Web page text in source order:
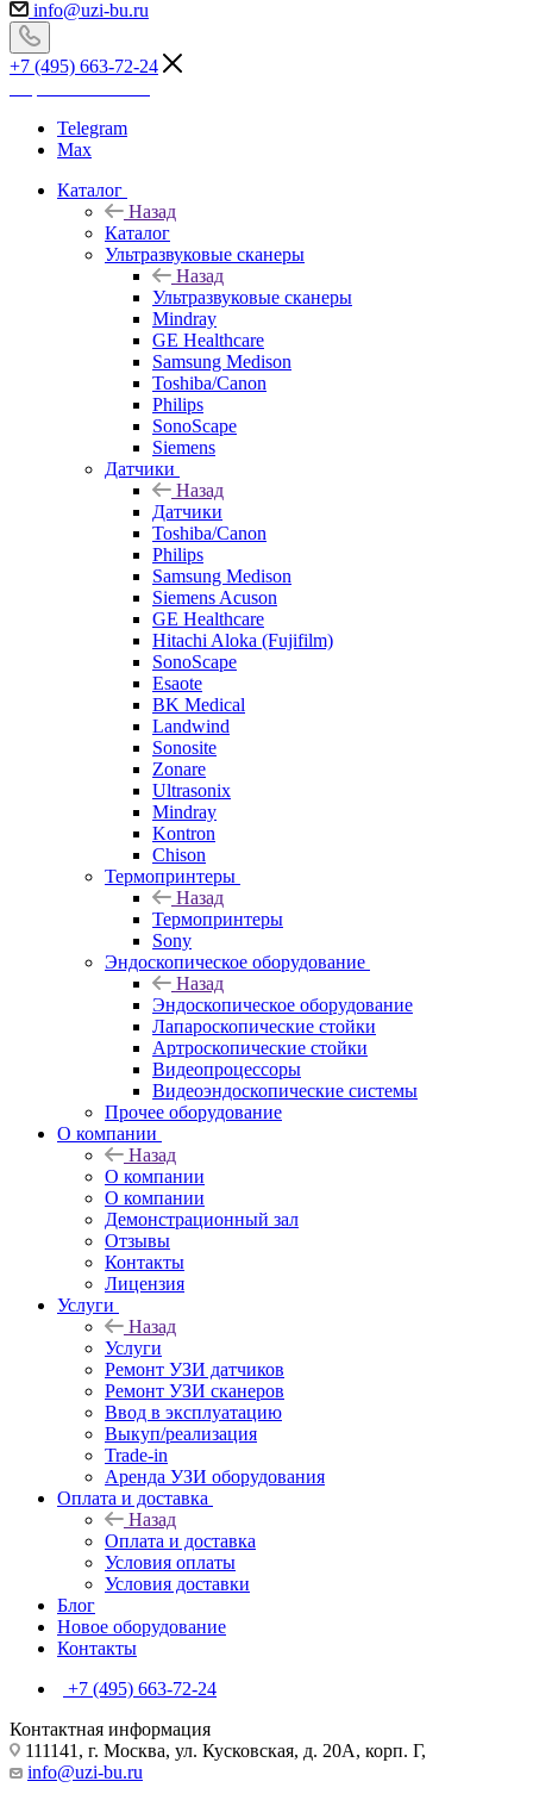
info@uzi-bu.ru
+7 (495) 663-72-24
Telegram
Max
Каталог
Назад
Каталог
Ультразвуковые сканеры
Назад
Ультразвуковые сканеры
Mindray
GE Healthcare
Samsung Medison
Toshiba/Canon
Philips
SonoScape
Siemens
Датчики
Назад
Датчики
Toshiba/Canon
Philips
Samsung Medison
Siemens Acuson
GE Healthcare
Hitachi Aloka (Fujifilm)
SonoScape
Esaote
BK Medical
Landwind
Sonosite
Zonare
Ultrasonix
Mindray
Kontron
Chison
Термопринтеры
Назад
Термопринтеры
Sony
Эндоскопическое оборудование
Назад
Эндоскопическое оборудование
Лапароскопические стойки
Артроскопические стойки
Видеопроцессоры
Видеоэндоскопические системы
Прочее оборудование
О компании
Назад
О компании
О компании
Демонстрационный зал
Отзывы
Контакты
Лицензия
Услуги
Назад
Услуги
Ремонт УЗИ датчиков
Ремонт УЗИ сканеров
Ввод в эксплуатацию
Выкуп/реализация
Trade-in
Аренда УЗИ оборудования
Оплата и доставка
Назад
Оплата и доставка
Условия оплаты
Условия доставки
Блог
Новое оборудование
Контакты
+7 (495) 663-72-24
Контактная информация
111141, г. Москва, ул. Кусковская, д. 20А, корп. Г,
info@uzi-bu.ru